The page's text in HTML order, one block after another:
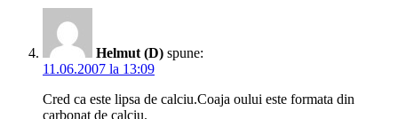
Helmut (D) spune:
11.06.2007 la 13:09
Cred ca este lipsa de calciu.Coaja oului este formata din
carbonat de calciu.